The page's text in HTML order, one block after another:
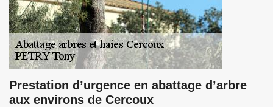
Prestation d’urgence en abattage d’arbre
aux environs de Cercoux